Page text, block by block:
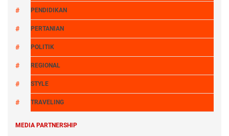
PENDIDIKAN
PERTANIAN
POLITIK
REGIONAL
STYLE
TRAVELING
MEDIA PARTNERSHIP